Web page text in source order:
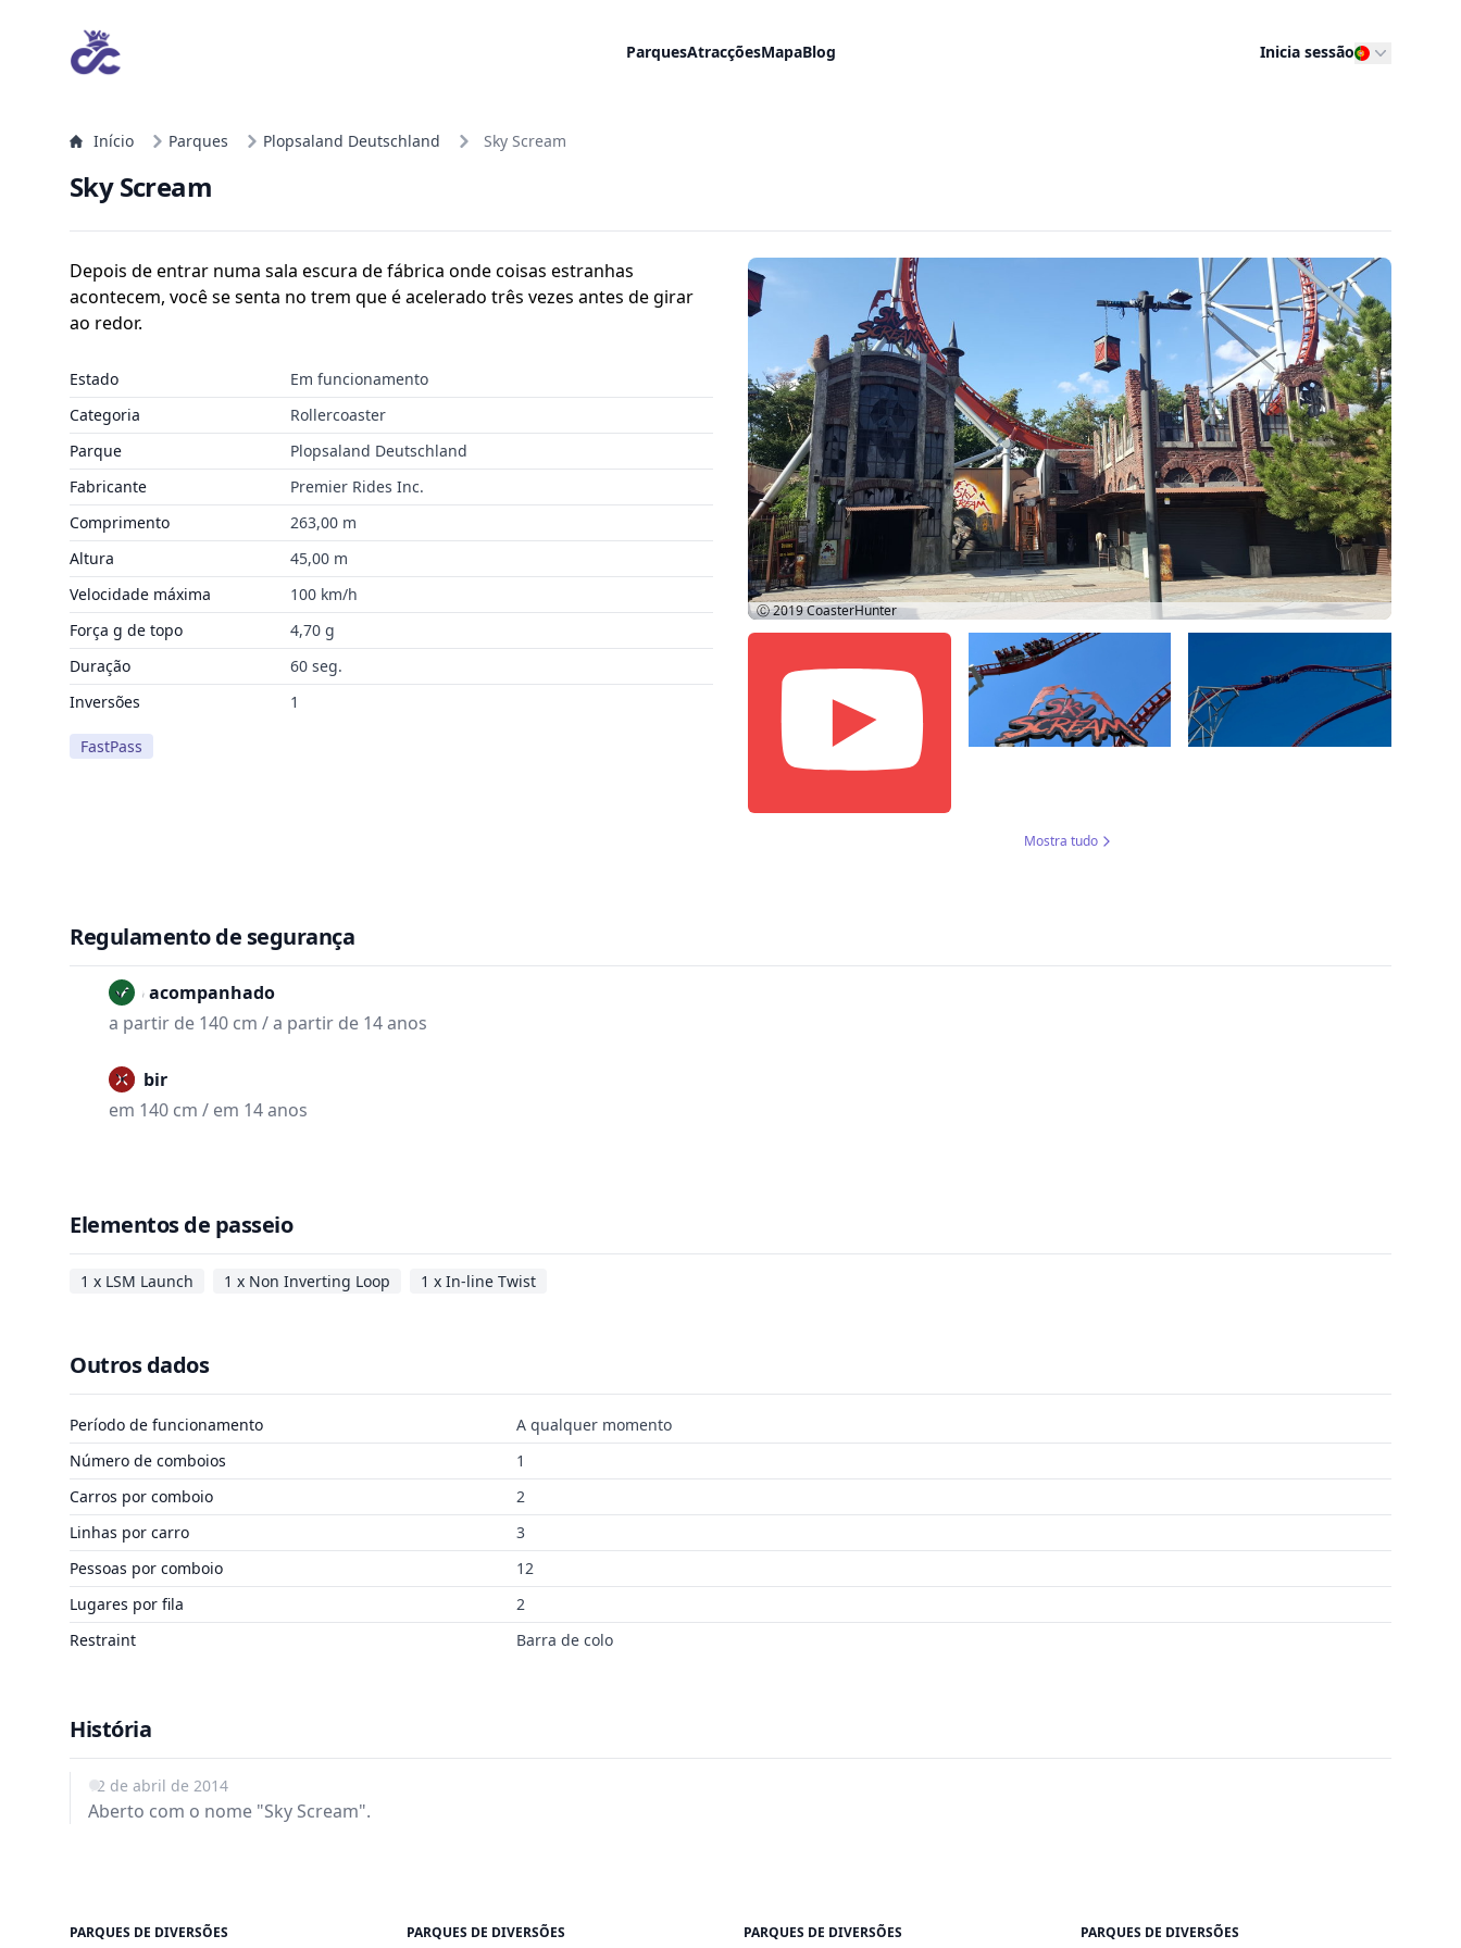
ParquesAtracçõesMapaBlog Inicia sessão
Início Parques Plopsaland Deutschland Sky Scream
Sky Scream
Depois de entrar numa sala escura de fábrica onde coisas estranhas
acontecem, você se senta no trem que é acelerado três vezes antes de girar
ao redor.
Estado
Em funcionamento
Categoria
Rollercoaster
Parque
Plopsaland Deutschland
Fabricante
Premier Rides Inc.
Comprimento
263,00 m
Altura
45,00 m
Velocidade máxima
100 km/h
Força g de topo
4,70 g
Duração
60 seg.
Inversões
1
FastPass
Ⓒ 2019CoasterHunter
Mostra tudo
Regulamento de segurança
Não acompanhado
a partir de 140 cm / a partir de 14 anos
Proibir
em 140 cm / em 14 anos
Elementos de passeio
1 x LSM Launch 1 x Non Inverting Loop 1 x In-line Twist
Outros dados
Período de funcionamento
A qualquer momento
Número de comboios
1
Carros por comboio
2
Linhas por carro
3
Pessoas por comboio
12
Lugares por fila
2
Restraint
Barra de colo
História
12 de abril de 2014
Aberto com o nome "Sky Scream".
PARQUES DE DIVERSÕES PARQUES DE DIVERSÕES PARQUES DE DIVERSÕES PARQUES DE DIVERSÕES